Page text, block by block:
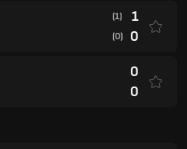
(1) 1
(0) 0
0
0